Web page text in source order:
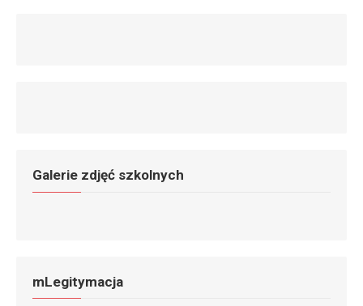
Galerie zdjęć szkolnych
mLegitymacja